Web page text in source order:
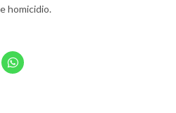
homicidio.